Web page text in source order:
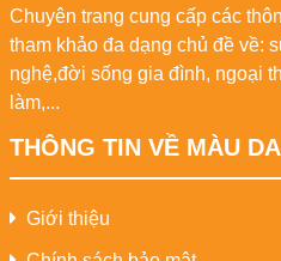
Chuyên trang cung cấp các
tham khảo đa dạng chủ đề về:
nghệ,đời sống gia đình, ngoại
làm,...
THÔNG TIN VỀ MÀU
Giới thiệu